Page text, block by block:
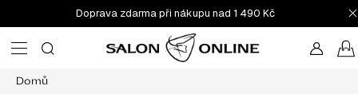
na
obsah
Doprava zdarma při nákupu nad 1 490 Kč
Domů